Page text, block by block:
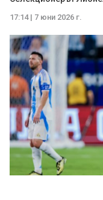
17:14 | 7 юни 2026 г.